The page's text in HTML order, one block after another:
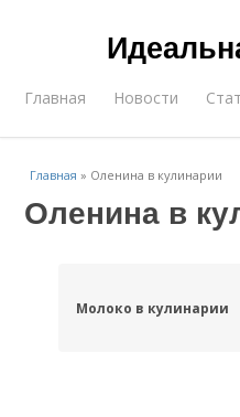
Главная Новости
Главная » Оленина в кулинарии
Оленина в
Молоко в кулинарии